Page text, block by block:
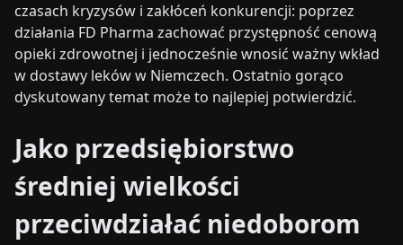
czasach kryzysów i zakłóceń konkurencji: poprzez
działania FD Pharma zachować przystępność cenową
opieki zdrowotnej i jednocześnie wnosić ważny wkład
w dostawy leków w Niemczech. Ostatnio gorąco
dyskutowany temat może to najlepiej potwierdzić.
Jako przedsiębiorstwo
średniej wielkości
przeciwdziałać niedoborom